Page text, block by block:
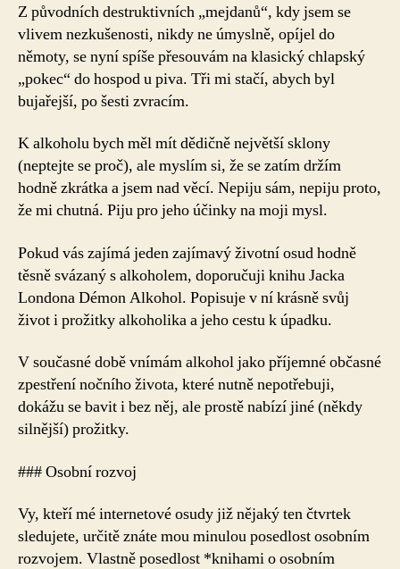
Z původních destruktivních „mejdanů“, kdy jsem se
vlivem nezkušenosti, nikdy ne úmyslně, opíjel do
němoty, se nyní spíše přesouvám na klasický chlapský
„pokec“ do hospod u piva. Tři mi stačí, abych byl
bujařejší, po šesti zvracím.
K alkoholu bych měl mít dědičně největší sklony
(neptejte se proč), ale myslím si, že se zatím držím
hodně zkrátka a jsem nad věcí. Nepiju sám, nepiju proto,
že mi chutná. Piju pro jeho účinky na moji mysl.
Pokud vás zajímá jeden zajímavý životní osud hodně
těsně svázaný s alkoholem, doporučuji knihu Jacka
Londona Démon Alkohol. Popisuje v ní krásně svůj
život i prožitky alkoholika a jeho cestu k úpadku.
V současné době vnímám alkohol jako příjemné občasné
zpestření nočního života, které nutně nepotřebuji,
dokážu se bavit i bez něj, ale prostě nabízí jiné (někdy
silnější) prožitky.
### Osobní rozvoj
Vy, kteří mé internetové osudy již nějaký ten čtvrtek
sledujete, určitě znáte mou minulou posedlost osobním
rozvojem. Vlastně posedlost *knihami o osobním